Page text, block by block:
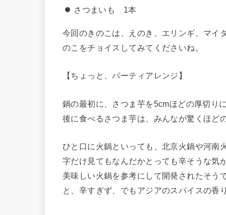
さつまいも 1本
今回のきのこは、えのき、エリンギ、マイ
のこをチョイスしてみてくださいね。
【ちょっと、パーティアレンジ】
鍋の最初に、さつま芋を5cmほどの厚切り
後に食べるさつま芋は、みんなが驚くほ
ひと口に火鍋といっても、北京火鍋や河南
字だけ見てもなんだかとっても辛そうな気
美味しい火鍋を参考にして開発されたそう
と、辛すぎず、でもアジアのスパイスの香